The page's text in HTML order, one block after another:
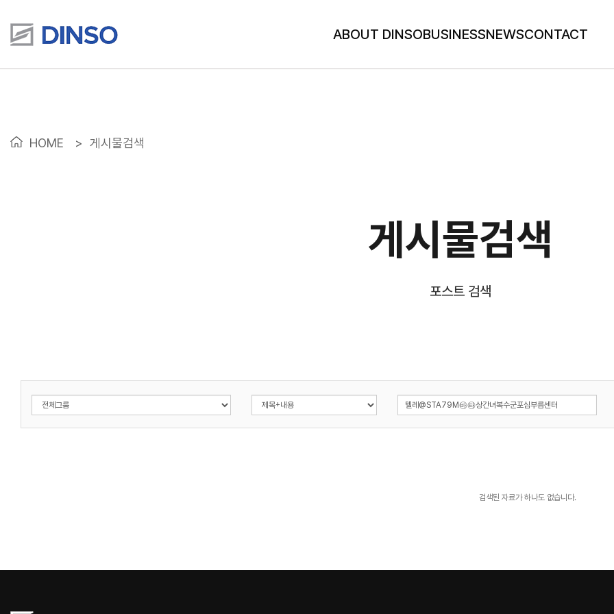
ABOUT DINSOBUSINESSNEWSCONTACT
HOME > 게시물검색
게시물검색
포스트 검색
검색된 자료가 하나도 없습니다.